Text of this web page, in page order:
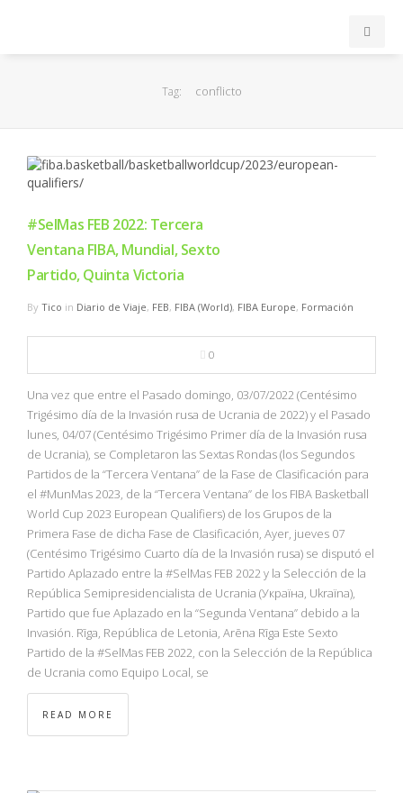
EuroLeague
FEB
FIBA
OTROS
NBA
MULTIMEDIA
RIO 2016
Tag: conflicto
#SelMas FEB 2022: Tercera
Ventana FIBA, Mundial, Sexto
Partido, Quinta Victoria
By Tico in Diario de Viaje, FEB, FIBA (World), FIBA Europe, Formación
0
Una vez que entre el Pasado domingo, 03/07/2022 (Centésimo
Trigésimo día de la Invasión rusa de Ucrania de 2022) y el Pasado
lunes, 04/07 (Centésimo Trigésimo Primer día de la Invasión rusa
de Ucrania), se Completaron las Sextas Rondas (los Segundos
Partidos de la “Tercera Ventana” de la Fase de Clasificación para
el #MunMas 2023, de la “Tercera Ventana” de los FIBA Basketball
World Cup 2023 European Qualifiers) de los Grupos de la
Primera Fase de dicha Fase de Clasificación, Ayer, jueves 07
(Centésimo Trigésimo Cuarto día de la Invasión rusa) se disputó el
Partido Aplazado entre la #SelMas FEB 2022 y la Selección de la
República Semipresidencialista de Ucrania (Україна, Ukraïna),
Partido que fue Aplazado en la “Segunda Ventana” debido a la
Invasión. Rīga, República de Letonia, Arēna Rīga Este Sexto
Partido de la #SelMas FEB 2022, con la Selección de la República
de Ucrania como Equipo Local, se
READ MORE